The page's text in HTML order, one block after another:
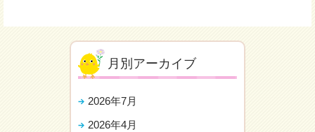
月別アーカイブ
2026年7月
2026年4月